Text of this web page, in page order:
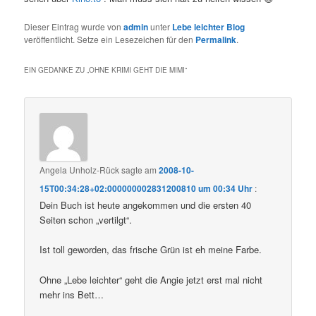
Dieser Eintrag wurde vonadminunter Lebe leichter Blog
veröffentlicht. Setze ein Lesezeichen für den Permalink.
EIN GEDANKE ZU „OHNE KRIMI GEHT DIE MIMI“
Angela Unholz-Rücksagte am2008-10-
15T00:34:28+02:000000002831200810 um 00:34 Uhr :
Dein Buch ist heute angekommen und die ersten 40
Seiten schon „vertilgt“.
Ist toll geworden, das frische Grün ist eh meine Farbe.
Ohne „Lebe leichter“ geht die Angie jetzt erst mal nicht
mehr ins Bett…